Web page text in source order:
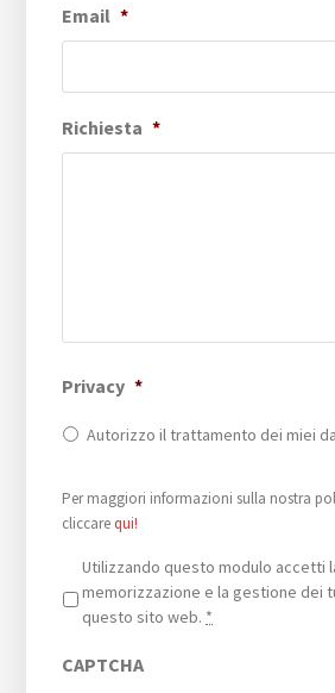
Email *
Richiesta *
Privacy *
Autorizzo il trattamento dei miei
Per maggiori informazioni sulla nostra
cliccarequi!
Privacy *
Utilizzando questo modulo accetti
memorizzazione e la gestione dei
questo sito web. *
CAPTCHA